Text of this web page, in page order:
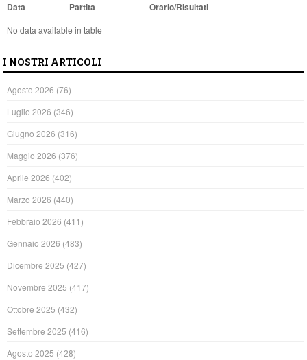
Data Partita Orario/Risultati
No data available in table
I NOSTRI ARTICOLI
Agosto 2026 (76)
Luglio 2026 (346)
Giugno 2026 (316)
Maggio 2026 (376)
Aprile 2026 (402)
Marzo 2026 (440)
Febbraio 2026 (411)
Gennaio 2026 (483)
Dicembre 2025 (427)
Novembre 2025 (417)
Ottobre 2025 (432)
Settembre 2025 (416)
Agosto 2025 (428)